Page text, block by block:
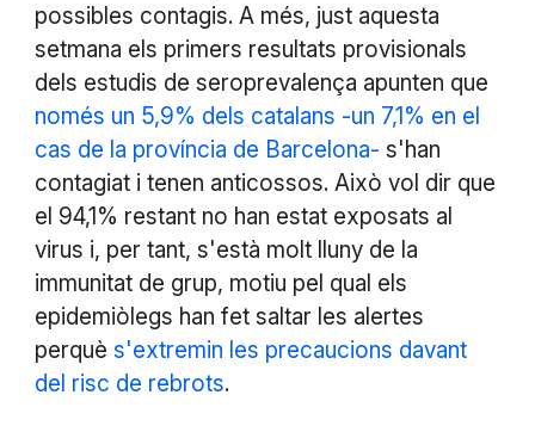
possibles contagis. A més, just aquesta
setmana els primers resultats provisionals
dels estudis de seroprevalença apunten que
només un 5,9% dels catalans -un 7,1% en el
cas de la província de Barcelona- s'han
contagiat i tenen anticossos. Això vol dir que
el 94,1% restant no han estat exposats al
virus i, per tant, s'està molt lluny de la
immunitat de grup, motiu pel qual els
epidemiòlegs han fet saltar les alertes
perquè s'extremin les precaucions davant
del risc de rebrots.